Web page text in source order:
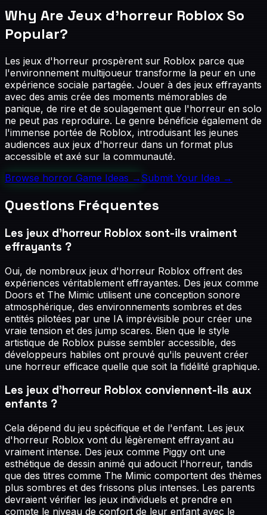
Why Are Jeux d'horreur Roblox So
Popular?
Les jeux d'horreur prospèrent sur Roblox parce que
l'environnement multijoueur transforme la peur en une
expérience sociale partagée. Jouer à des jeux effrayants
avec des amis crée des moments mémorables de
panique, de rire et de soulagement que l'horreur en solo
ne peut pas reproduire. Le genre bénéficie également de
l'immense portée de Roblox, introduisant les jeunes
audiences aux jeux d'horreur dans un format plus
accessible et axé sur la communauté.
Browse horror Game Ideas → Submit Your Idea →
Questions Fréquentes
Les jeux d'horreur Roblox sont-ils vraiment
effrayants ?
Oui, de nombreux jeux d'horreur Roblox offrent des
expériences véritablement effrayantes. Des jeux comme
Doors et The Mimic utilisent une conception sonore
atmosphérique, des environnements sombres et des
entités pilotées par une IA imprévisible pour créer une
vraie tension et des jump scares. Bien que le style
artistique de Roblox puisse sembler accessible, des
développeurs habiles ont prouvé qu'ils peuvent créer
une horreur efficace quelle que soit la fidélité graphique.
Les jeux d'horreur Roblox conviennent-ils aux
enfants ?
Cela dépend du jeu spécifique et de l'enfant. Les jeux
d'horreur Roblox vont du légèrement effrayant au
vraiment intense. Des jeux comme Piggy ont une
esthétique de dessin animé qui adoucit l'horreur, tandis
que des titres comme The Mimic comportent des thèmes
plus sombres et des frissons plus intenses. Les parents
devraient vérifier les jeux individuels et prendre en
compte le niveau de confort de leur enfant avec le